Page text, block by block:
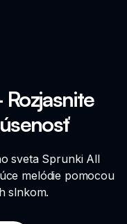
sveta Sprunki All
melódie pomocou
slnkom.